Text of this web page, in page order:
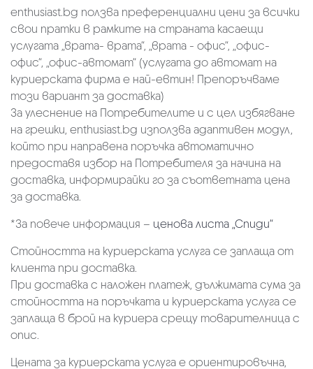
enthusiast.bg ползва преференциални цени за всички
свои пратки в рамките на страната касаещи
услугата „врата- врата“, „врата - офис“, „oфис-
офис“, „офис-автомат“ (услугата до автомат на
куриерската фирма е най-евтин! Препоръчваме
този вариант за доставка)
За улеснение на Потребителите и с цел избягване
на грешки, enthusiast.bg използва адаптивен модул,
който при направена поръчка автоматично
предоставя избор на Потребителя за начина на
доставка, информирайки го за съответната цена
за доставка.
*За повече информация – ценова листа „Спиди“
Стойността на куриерската услуга се заплаща от
клиента при доставка.
При доставка с наложен платеж, дължимата сума за
стойността на поръчката и куриерската услуга се
заплаща в брой на куриера срещу товарителница с
опис.
Цената за куриерската услуга е ориентировъчна,